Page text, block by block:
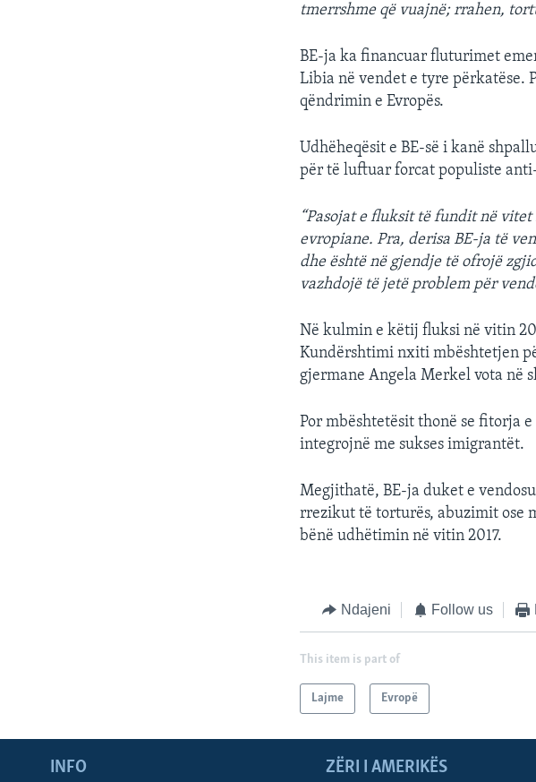
tmerrshme që vuajnë; rrahen,
BE-ja ka financuar fluturimet
Libia në vendet e tyre përkatëse.
qëndrimin e Evropës.
Udhëheqësit e BE-së i kanë
për të luftuar forcat populiste
“Pasojat e fluksit të fundit në
evropiane. Pra, derisa BE-ja të
dhe është në gjendje të ofrojë
vazhdojë të jetë problem për
Në kulmin e këtij fluksi në vitin
Kundërshtimi nxiti mbështetjen
gjermane Angela Merkel vota në
Por mbështetësit thonë se fitorja
integrojnë me sukses imigrantët.
Megjithatë, BE-ja duket e
rrezikut të torturës, abuzimit ose
bënë udhëtimin në vitin 2017.
Ndajeni Follow us
This item is part of
Lajme Evropë
INFO ZËRI I AMERIKËS